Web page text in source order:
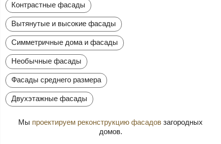
Контрастные фасады
Вытянутые и высокие фасады
Симметричные дома и фасады
Необычные фасады
Фасады среднего размера
Двухэтажные фасады
Мы проектируем реконструкцию фасадов загородных
домов.